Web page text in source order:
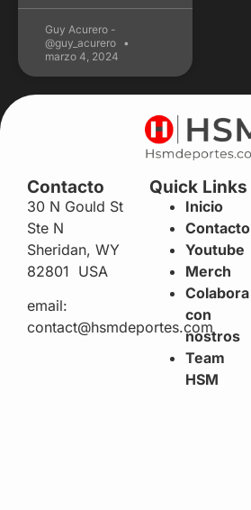
Guy Acurero -
@guy_acurero
marzo 4, 2024
Contacto
30 N Gould St
Ste N
Sheridan, WY
82801 USA
email:
contact@hsmdeportes.com
Quick Links
Inicio
Contacto
Youtube
Merch
Colabora
con
nostros
Team
HSM